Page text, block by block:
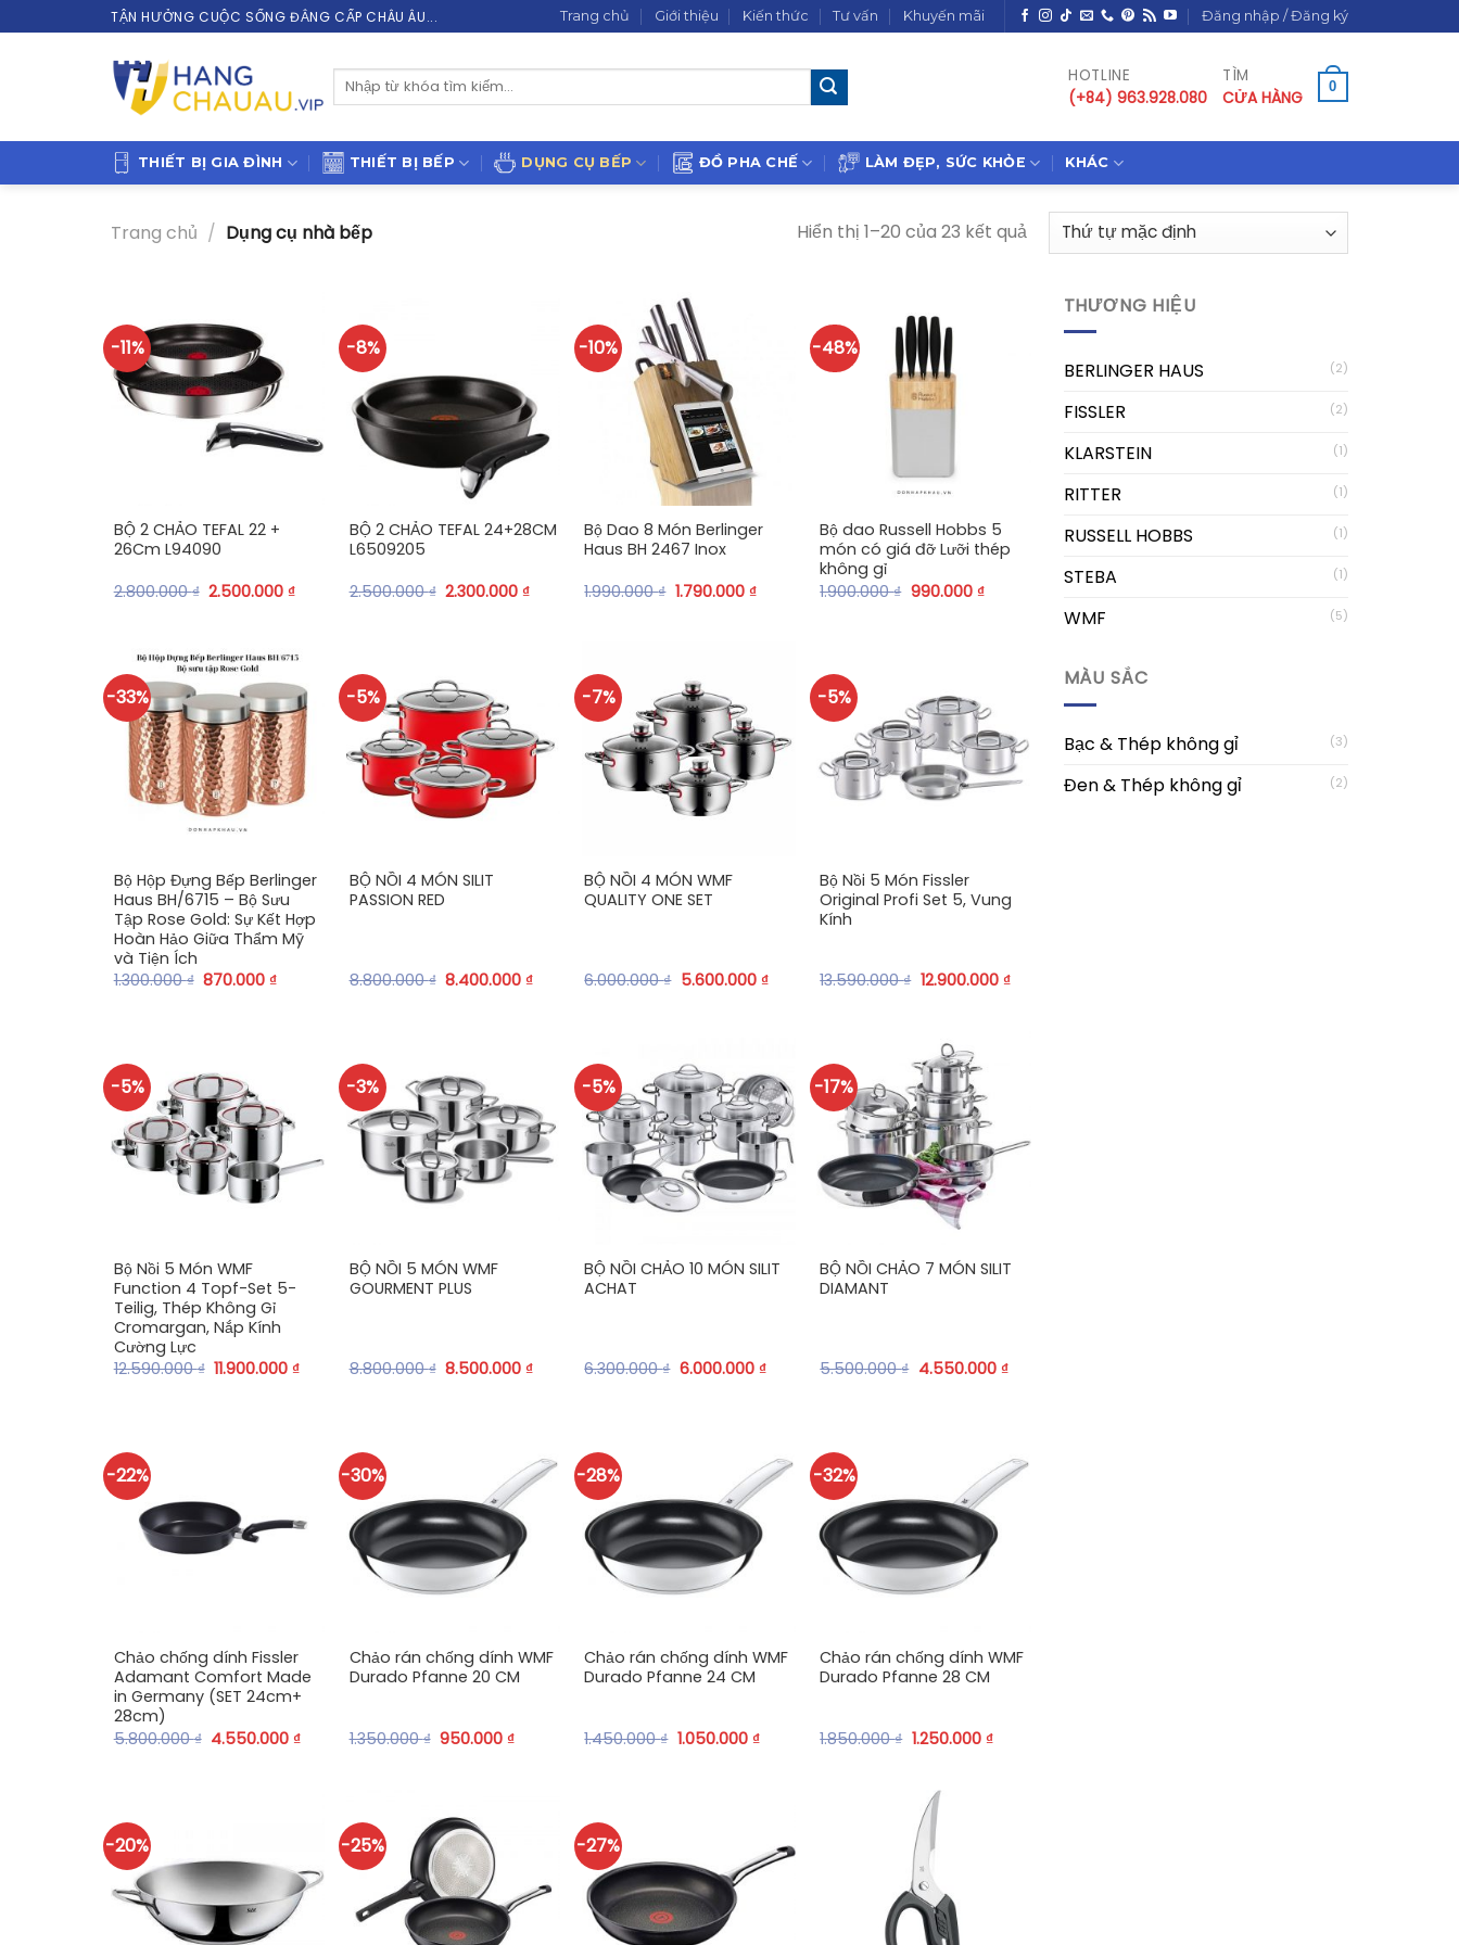
to
TẬN HƯỞNG CUỘC SỐNG ĐẲNG CẤP CHÂU ÂU... Trang chủ Giới thiệu Kiến thức Tư vấn Khuyến mãi Đăng nhập / Đăng ký
Tìm
HOTLINE
(+84) 963.928.080
TÌM
CỬA HÀNG
0
THIẾT BỊ GIA ĐÌNH THIẾT BỊ BẾP DỤNG CỤ BẾP ĐỒ PHA CHẾ LÀM ĐẸP, SỨC KHỎE KHÁC
Trang chủ / Dụng cụ nhà bếp Hiển thị 1–20 của 23 kết quả
-11%
BỘ 2 CHẢO TEFAL 22 +
26Cm L94090
2.800.000₫ 2.500.000 ₫
-8%
BỘ 2 CHẢO TEFAL 24+28CM
L6509205
2.500.000₫ 2.300.000 ₫
-10%
Bộ Dao 8 Món Berlinger
Haus BH 2467 Inox
1.990.000₫ 1.790.000 ₫
-48%
Bộ dao Russell Hobbs 5
món có giá đỡ Lưỡi thép
không gỉ
1.900.000₫ 990.000 ₫
-33%
Bộ Hộp Đựng Bếp Berlinger
Haus BH/6715 – Bộ Sưu
Tập Rose Gold: Sự Kết Hợp
Hoàn Hảo Giữa Thẩm Mỹ
và Tiện Ích
1.300.000₫ 870.000 ₫
-5%
BỘ NỒI 4 MÓN SILIT
PASSION RED
8.800.000₫ 8.400.000 ₫
-7%
BỘ NỒI 4 MÓN WMF
QUALITY ONE SET
6.000.000₫ 5.600.000 ₫
-5%
Bộ Nồi 5 Món Fissler
Original Profi Set 5, Vung
Kính
13.590.000₫ 12.900.000 ₫
-5%
Bộ Nồi 5 Món WMF
Function 4 Topf-Set 5-
Teilig, Thép Không Gỉ
Cromargan, Nắp Kính
Cường Lực
12.590.000₫ 11.900.000 ₫
-3%
BỘ NỒI 5 MÓN WMF
GOURMENT PLUS
8.800.000₫ 8.500.000 ₫
-5%
BỘ NỒI CHẢO 10 MÓN SILIT
ACHAT
6.300.000₫ 6.000.000 ₫
-17%
BỘ NỒI CHẢO 7 MÓN SILIT
DIAMANT
5.500.000₫ 4.550.000 ₫
-22%
Chảo chống dính Fissler
Adamant Comfort Made
in Germany (SET 24cm+
28cm)
5.800.000₫ 4.550.000 ₫
-30%
Chảo rán chống dính WMF
Durado Pfanne 20 CM
1.350.000₫ 950.000 ₫
-28%
Chảo rán chống dính WMF
Durado Pfanne 24 CM
1.450.000₫ 1.050.000 ₫
-32%
Chảo rán chống dính WMF
Durado Pfanne 28 CM
1.850.000₫ 1.250.000 ₫
-20% -25% -27%
THƯƠNG HIỆU
BERLINGER HAUS (2)
FISSLER (2)
KLARSTEIN (1)
RITTER (1)
RUSSELL HOBBS (1)
STEBA (1)
WMF (5)
MÀU SẮC
Bạc & Thép không gỉ (3)
Đen & Thép không gỉ (2)